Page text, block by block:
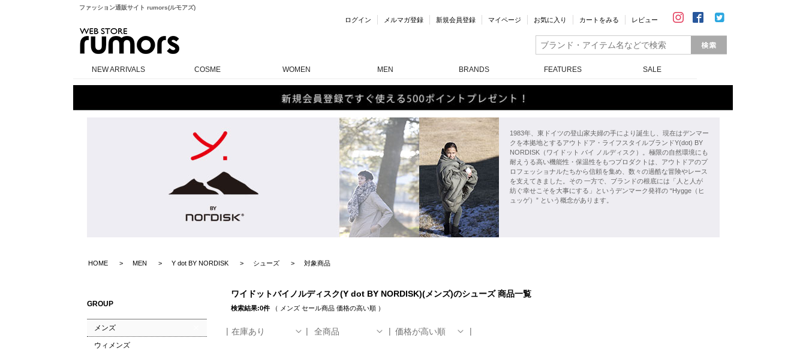
ファッション通販サイト rumors(ルモアズ)
ログイン メルマガ登録 新規会員登録 マイページ お気に入り カートをみる レビュー
NEW ARRIVALS COSME WOMEN MEN BRANDS FEATURES SALE
1983年、東ドイツの登山家夫婦の手により誕生し、現在はデンマー
クを本拠地とするアウトドア・ライフスタイルブランドY(dot) BY
NORDISK（ワイドット バイ ノルディスク）。極限の自然環境にも
耐えうる高い機能性・保温性をもつプロダクトは、アウトドアのプ
ロフェッショナルたちから信頼を集め、数々の過酷な冒険やレース
を支えてきました。その 一方で、ブランドの根底には「人と人が
紡ぐ幸せこそを大事にする」というデンマーク発祥の “Hygge（ヒ
ュッゲ）” という概念があります。
HOME MEN Y dot BY NORDISK シューズ 対象商品
GROUP
メンズ
ウィメンズ
ワイドットバイノルディスク(Y dot BY NORDISK)(メンズ)のシューズ 商品一覧
検索結果:0件（ メンズ セール商品 価格の高い順）
在庫あり 全商品 価格が高い順